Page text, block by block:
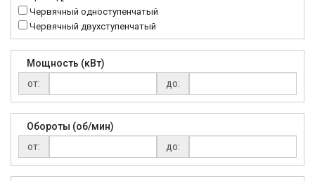
Червячный одноступенчатый
Червячный двухступенчатый
Мощность (кВт)
от:
до:
Обороты (об/мин)
от:
до: